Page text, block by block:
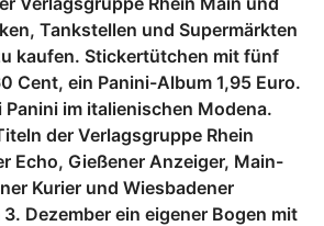
Tankstellen und Supermärkten
kaufen. Stickertütchen mit fünf
Cent, ein Panini-Album 1,95 Euro.
im italienischen Modena.
der Verlagsgruppe Rhein
Echo, Gießener Anzeiger, Main-
Kurier und Wiesbadener
Dezember ein eigener Bogen mit